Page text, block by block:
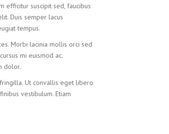
efficitur suscipit sed, faucibus
Duis semper lacus
tempus.
Morbi lacinia mollis orci sed
mi euismod ac.
dolor.
Ut convallis eget libero
vestibulum. Etiam